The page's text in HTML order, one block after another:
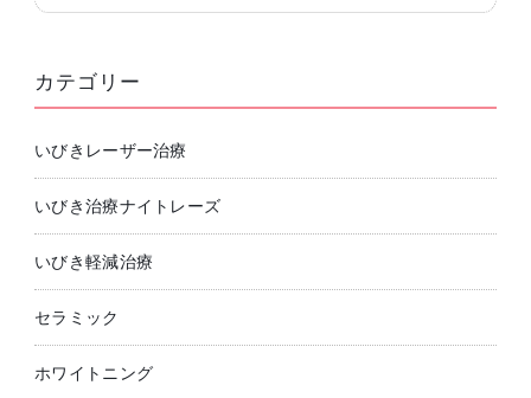
カテゴリー
いびきレーザー治療
いびき治療ナイトレーズ
いびき軽減治療
セラミック
ホワイトニング